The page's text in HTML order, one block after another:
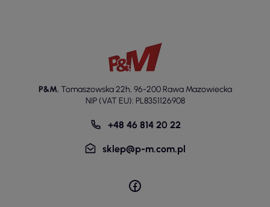
P&M, Tomaszowska 22h, 96-200 Rawa Mazowiecka
NIP (VAT EU): PL8351126908
+48 46 814 20 22
sklep@p-m.com.pl